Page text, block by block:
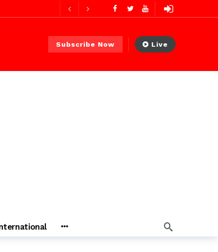
22 heures ago
Subscribe Now Live